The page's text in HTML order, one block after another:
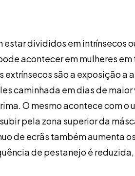
divididos em intrínsecos
acontecer em mulheres em
extrínsecos são a exposição a
caminhada em dias de maior
O mesmo acontece com o
pela zona superior da
de ecrãs também aumenta
de pestanejo é